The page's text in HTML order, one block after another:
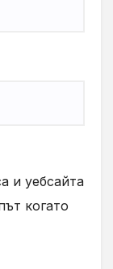
и уебсайта
когато